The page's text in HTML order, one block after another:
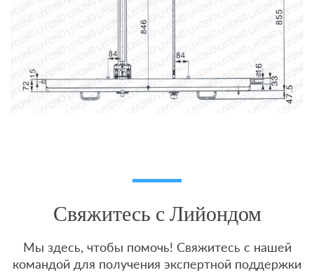
Свяжитесь с Лийондом
Мы здесь, чтобы помочь! Свяжитесь с нашей
командой для получения экспертной поддержки